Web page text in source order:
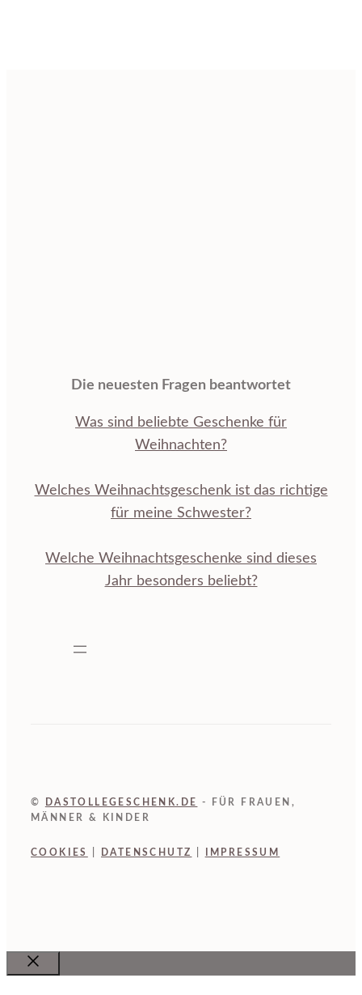
Die neuesten Fragen beantwortet
Was sind beliebte Geschenke für
Weihnachten?
Welches Weihnachtsgeschenk ist das richtige
für meine Schwester?
Welche Weihnachtsgeschenke sind dieses
Jahr besonders beliebt?
© DASTOLLEGESCHENK.DE
- FÜR FRAUEN,
MÄNNER & KINDER
COOKIES DATENSCHUTZ IMPRESSUM